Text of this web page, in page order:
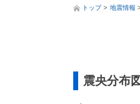
トップ 地震情報
震央分布